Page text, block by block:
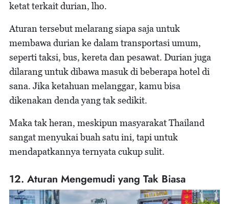
ketat terkait durian, lho.
Aturan tersebut melarang siapa saja untuk
membawa durian ke dalam transportasi umum,
seperti taksi, bus, kereta dan pesawat. Durian juga
dilarang untuk dibawa masuk di beberapa hotel di
sana. Jika ketahuan melanggar, kamu bisa
dikenakan denda yang tak sedikit.
Maka tak heran, meskipun masyarakat Thailand
sangat menyukai buah satu ini, tapi untuk
mendapatkannya ternyata cukup sulit.
12. Aturan Mengemudi yang Tak Biasa